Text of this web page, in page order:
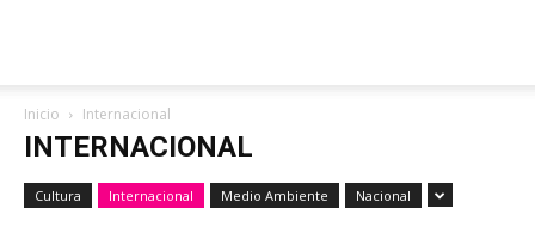
Zenit
Inicio Internacional
INTERNACIONAL
Cultura Internacional Medio Ambiente Nacional